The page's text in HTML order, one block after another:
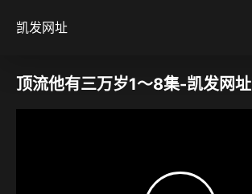
凯发网址
顶流他有三万岁1～8集-凯发网址